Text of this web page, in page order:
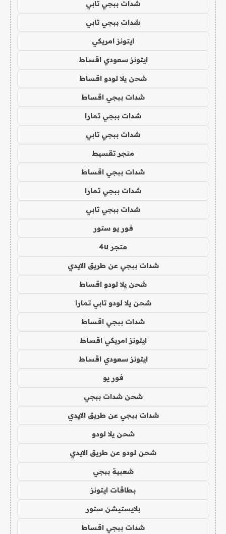
شدات ببجي تابي
شدات ببجي تابي
ايتونز امريكي
ايتونز سعودي اقساط
شحن يلا لودو اقساط
شدات ببجي اقساط
شدات ببجي تمارا
شدات ببجي تابي
متجر تقسيط
شدات ببجي اقساط
شدات ببجي تمارا
شدات ببجي تابي
فور يو ستور
متجر 4u
شدات ببجي عن طريق الايدي
شحن يلا لودو اقساط
شحن يلا لودو تابي تمارا
شدات ببجي اقساط
ايتونز امريكي اقساط
ايتونز سعودي اقساط
فور يو
شحن شدات ببجي
شدات ببجي عن طريق الايدي
شحن يلا لودو
شحن لودو عن طريق الايدي
شعبية ببجي
بطاقات ايتونز
بلايستيشن ستور
شدات ببجي اقساط